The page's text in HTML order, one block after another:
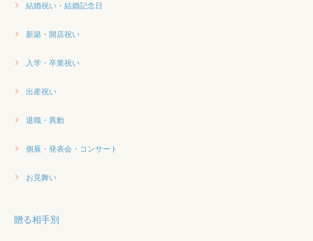
結婚祝い・結婚記念日
新築・開店祝い
入学・卒業祝い
出産祝い
退職・異動
個展・発表会・コンサート
お見舞い
贈る相手別